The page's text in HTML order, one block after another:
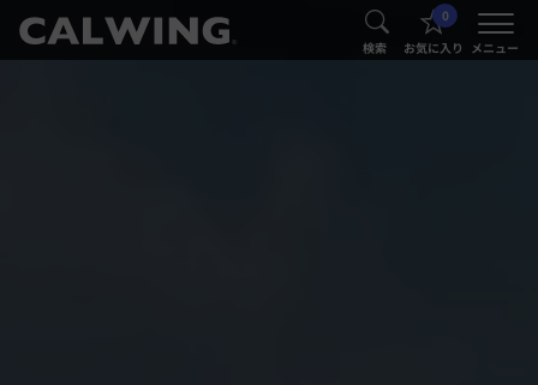
® 検索
0
お気に入り メニュー
®